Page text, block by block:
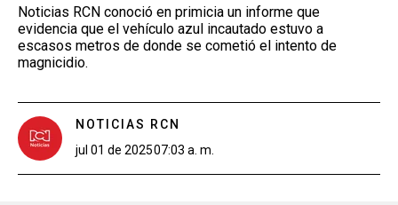
Noticias RCN conoció en primicia un informe que
evidencia que el vehículo azul incautado estuvo a
escasos metros de donde se cometió el intento de
magnicidio.
NOTICIAS RCN
jul 01 de 202507:03 a. m.